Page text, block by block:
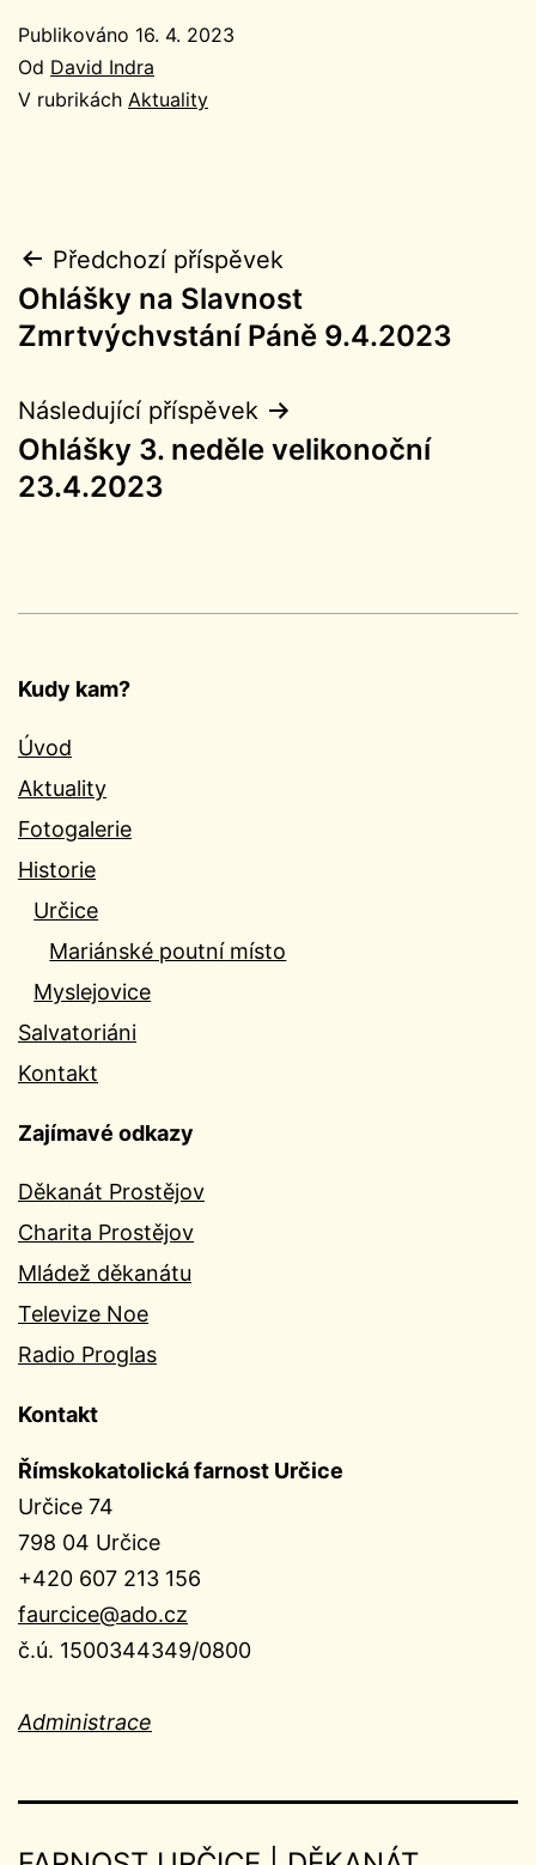
Publikováno 16. 4. 2023
Od David Indra
V rubrikách Aktuality
Navigace
pro
Předchozí příspěvek
Ohlášky na Slavnost
Zmrtvýchvstání Páně 9.4.2023
Následující příspěvek
Ohlášky 3. neděle velikonoční
23.4.2023
Kudy kam?
Úvod
Aktuality
Fotogalerie
Historie
Určice
Mariánské poutní místo
Myslejovice
Salvatoriáni
Kontakt
Zajímavé odkazy
Děkanát Prostějov
Charita Prostějov
Mládež děkanátu
Televize Noe
Radio Proglas
Kontakt
Římskokatolická farnost Určice
Určice 74
798 04 Určice
+420 607 213 156
faurcice@ado.cz
č.ú. 1500344349/0800
Administrace